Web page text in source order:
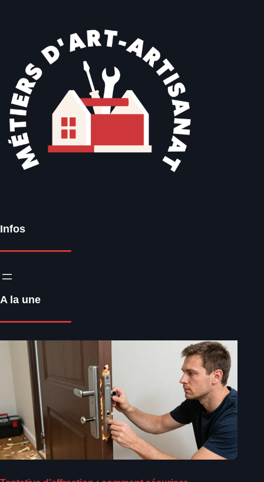
Infos
A la une